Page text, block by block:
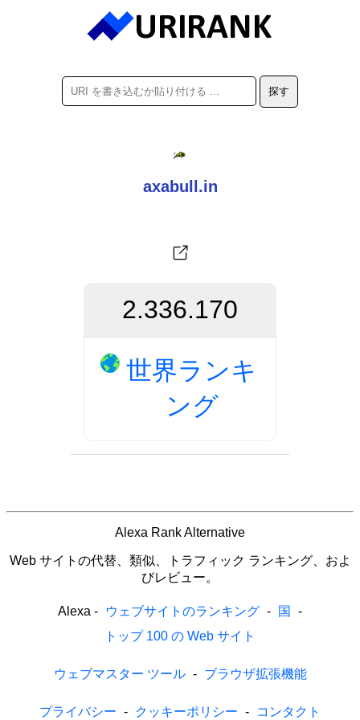
axabull.in
2.336.170
世界ランキ
ング
Alexa Rank Alternative
Web サイトの代替、類似、トラフィック ランキング、およ
びレビュー。
Alexa - ウェブサイトのランキング - 国
-
トップ 100 の Web サイト
ウェブマスター ツール - ブラウザ拡張機能
プライバシー - クッキーポリシー - コンタクト